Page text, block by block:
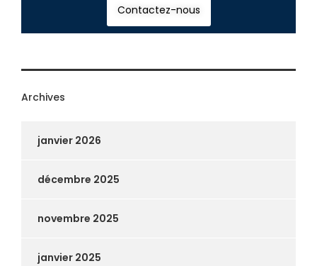
Contactez-nous
Archives
janvier 2026
décembre 2025
novembre 2025
janvier 2025